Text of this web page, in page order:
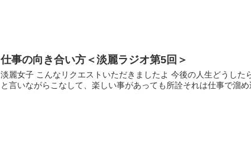
仕事の向き合い方＜淡麗ラジオ第5回＞
淡麗女子 こんなリクエストいただきましたよ 今後の人生どうした
と言いながらこなして、楽しい事があっても所詮それは仕事で溜